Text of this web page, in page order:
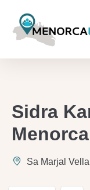
Sidra
Menorca
Sa Marjal